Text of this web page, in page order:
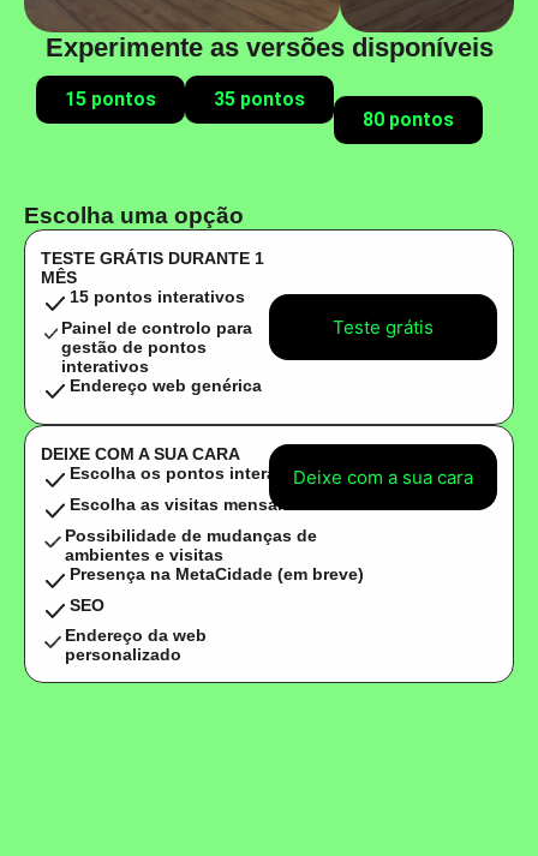
Experimente as versões disponíveis
15 pontos
35 pontos
80 pontos
Escolha uma opção
TESTE GRÁTIS DURANTE 1
MÊS
15 pontos interativos
Painel de controlo para
gestão de pontos
interativos
Endereço web genérica
Teste grátis
DEIXE COM A SUA CARA
Escolha os pontos interativos
Escolha as visitas mensais
Possibilidade de mudanças de
ambientes e visitas
Presença na MetaCidade (em breve)
SEO
Endereço da web
personalizado
Deixe com a sua cara